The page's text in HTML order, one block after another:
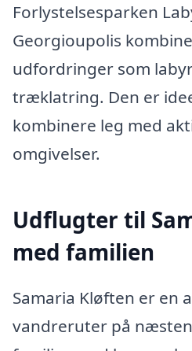
Forlystelsesparken
Georgioupolis
udfordringer som
træklatring. Den er
kombinere leg med
omgivelser.
Udflugter til
med familien
Samaria Kløften er en
vandreruter på